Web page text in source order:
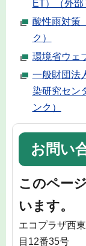
ET）（外部
酸性雨対策
ク）
環境省ウェ
一般財団法
染研究セン
ンク）
お問い
このペー
います。
エコプラザ西
目12番35号